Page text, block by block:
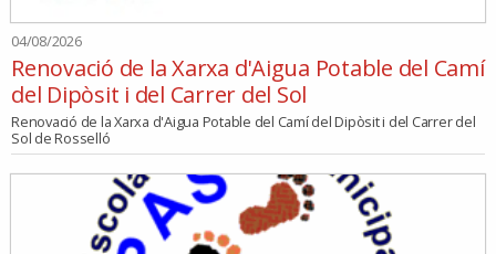
04/08/2026
Renovació de la Xarxa d'Aigua Potable del Camí
del Dipòsit i del Carrer del Sol
Renovació de la Xarxa d'Aigua Potable del Camí del Dipòsit i del Carrer del
Sol de Rosselló